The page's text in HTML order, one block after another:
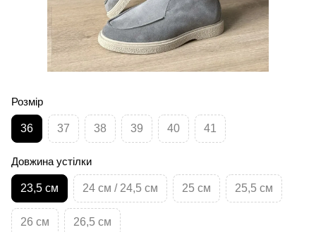
Розмір
36 37 38 39 40 41
Довжина устілки
23,5 см 24 см / 24,5 см 25 см 25,5 см
26 см 26,5 см